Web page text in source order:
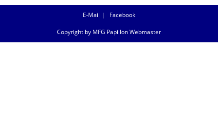
E-Mail Facebook
Copyright by MFG Papillon Webmaster